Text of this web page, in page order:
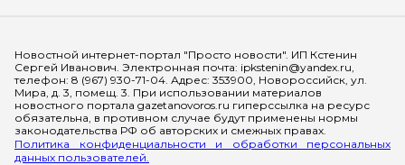
Новостной интернет-портал "Просто новости". ИП Кстенин
Сергей Иванович. Электронная почта: ipkstenin@yandex.ru,
телефон: 8 (967) 930-71-04. Адрес: 353900, Новороссийск, ул.
Мира, д. 3, помещ. 3. При использовании материалов
новостного портала gazetanovoros.ru гиперссылка на ресурс
обязательна, в противном случае будут применены нормы
законодательства РФ об авторских и смежных правах.
Политика конфиденциальности и обработки персональных
данных пользователей.